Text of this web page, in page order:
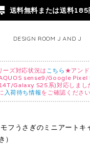
送料無料または送料185
DESIGN ROOM J AND J
ズ対応状況は こちら ★アンド
sense9/Google Pixel
Galaxy S25系)対応しまし
入荷待ち情報をご確認くださ
フうさぎのミニアートキ
）